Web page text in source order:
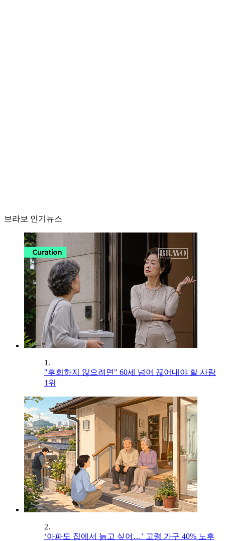
브라보 인기뉴스
1.
"후회하지 않으려면" 60세 넘어 끊어내야 할 사람
1위
2.
‘아파도 집에서 늙고 싶어…’ 고령 가구 40% 노후